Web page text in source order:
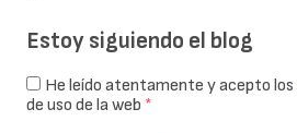
Estoy siguiendo el blog
He leído atentamente y acepto los
de uso de la web *